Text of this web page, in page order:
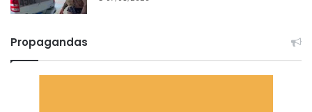
Propagandas